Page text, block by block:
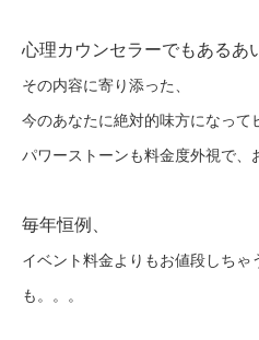
心理カウンセラーでもあるあ
その内容に寄り添った、
今のあなたに絶対的味方になって
パワーストーンも料金度外視で、
毎年恒例、
イベント料金よりもお値段しちゃ
も。。。